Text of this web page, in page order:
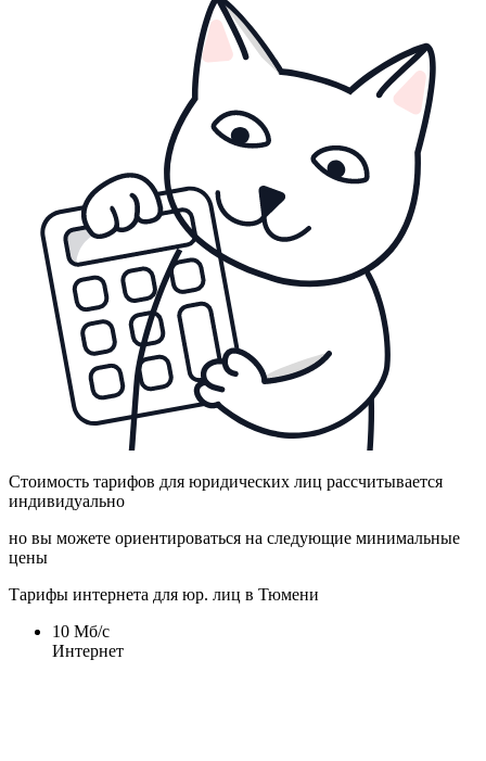
Стоимость тарифов для юридических лиц рассчитывается
индивидуально
но вы можете ориентироваться на следующие минимальные
цены
Тарифы интернета для юр. лиц в Тюмени
10 Мб/c
Интернет